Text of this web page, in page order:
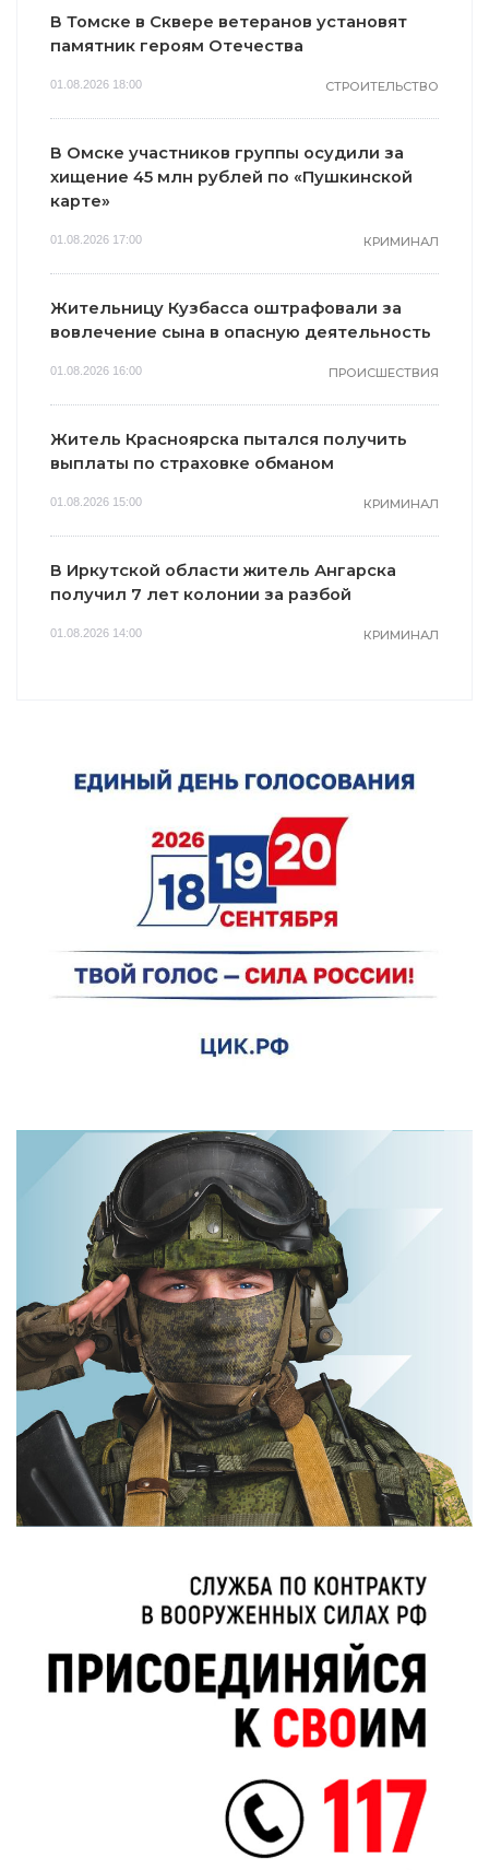
В Томске в Сквере ветеранов установят
памятник героям Отечества
01.08.2026 18:00 СТРОИТЕЛЬСТВО
В Омске участников группы осудили за
хищение 45 млн рублей по «Пушкинской
карте»
01.08.2026 17:00 КРИМИНАЛ
Жительницу Кузбасса оштрафовали за
вовлечение сына в опасную деятельность
01.08.2026 16:00 ПРОИСШЕСТВИЯ
Житель Красноярска пытался получить
выплаты по страховке обманом
01.08.2026 15:00 КРИМИНАЛ
В Иркутской области житель Ангарска
получил 7 лет колонии за разбой
01.08.2026 14:00 КРИМИНАЛ